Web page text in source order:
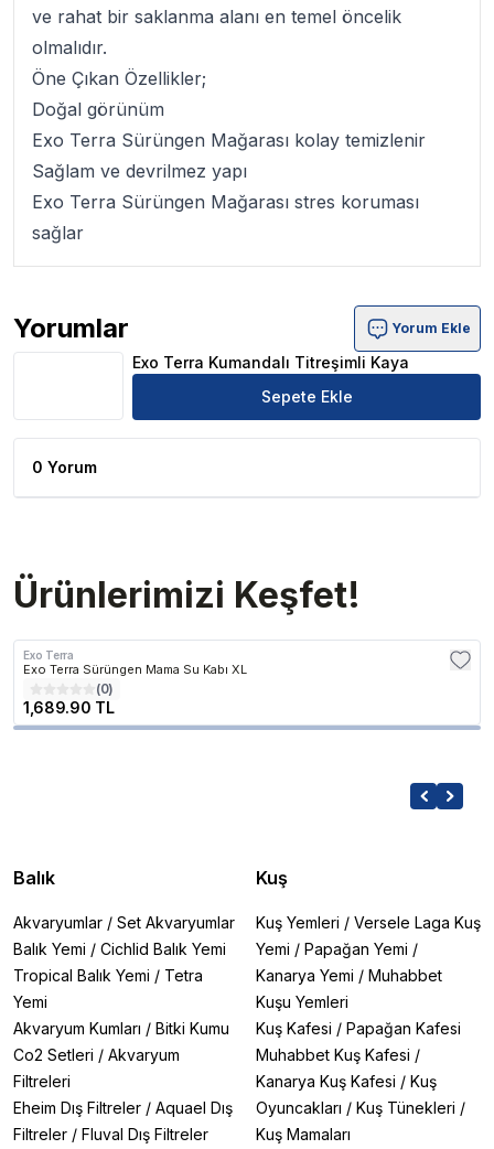
ve rahat bir saklanma alanı en temel öncelik
olmalıdır.
Öne Çıkan Özellikler;
Doğal görünüm
Exo Terra Sürüngen Mağarası kolay temizlenir
Sağlam ve devrilmez yapı
Exo Terra Sürüngen Mağarası stres koruması
sağlar
Yorumlar
Exo Terra Kumandalı Titreşimli Kaya Ürün Yorumları
Yorum Ekle
Exo Terra Kumandalı Titreşimli Kaya
Sepete Ekle
0 Yorum
Ürünlerimizi Keşfet!
Exo Terra
Exo Terra Sürüngen Mama Su Kabı XL
(0)
1,689.90 TL
Balık
Akvaryumlar / Set Akvaryumlar
Balık Yemi / Cichlid Balık Yemi
Tropical Balık Yemi / Tetra
Yemi
Akvaryum Kumları / Bitki Kumu
Co2 Setleri / Akvaryum
Filtreleri
Eheim Dış Filtreler / Aquael Dış
Filtreler / Fluval Dış Filtreler
Kuş
Kuş Yemleri / Versele Laga Kuş
Yemi / Papağan Yemi /
Kanarya Yemi / Muhabbet
Kuşu Yemleri
Kuş Kafesi / Papağan Kafesi
Muhabbet Kuş Kafesi /
Kanarya Kuş Kafesi / Kuş
Oyuncakları / Kuş Tünekleri /
Kuş Mamaları